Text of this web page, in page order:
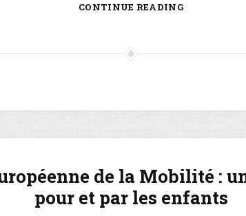
CONTINUE READING
de la Mobilité :
pour et par les enfants